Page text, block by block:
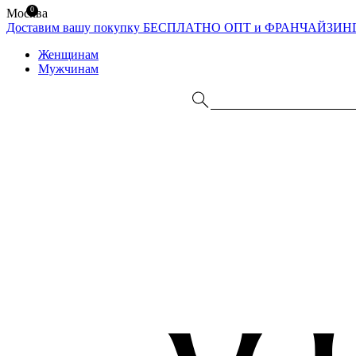
Москва
Доставим вашу покупку БЕСПЛАТНО ОПТ и
Женщинам
Мужчинам
0